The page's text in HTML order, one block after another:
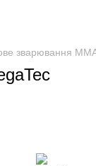
зварювання